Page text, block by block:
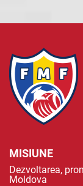
MISIUNE
Dezvoltarea,
Moldova